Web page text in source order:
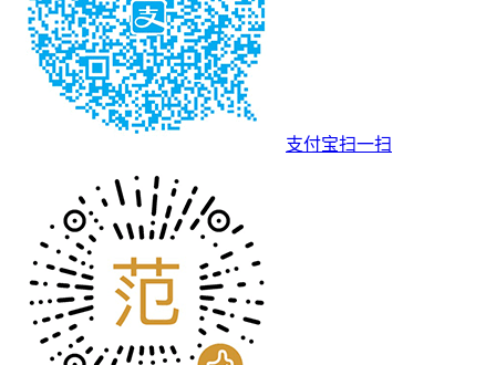
支付宝扫一扫